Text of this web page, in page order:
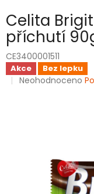
Celita
příchutí
CE3400001511
Akce Bez lepku
Průměrné
hvězdiček.
Neohodnoceno